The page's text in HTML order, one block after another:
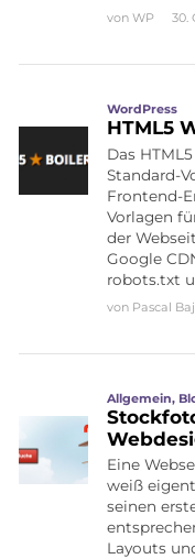
vonWP 30.
WordPress
HTML5
Das
Standard-
Frontend-
Vorlagen
der
Google
robots.txt
von Pascal
Allgemein,
Eine
weiß
seinen
Layouts